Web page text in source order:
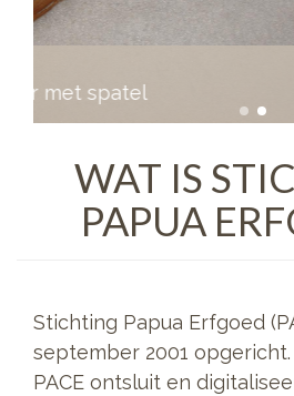
neussieraad
WAT IS
PAPUA
Stichting Papua Erfgoed
september 2001 opgericht.
PACE ontsluit en